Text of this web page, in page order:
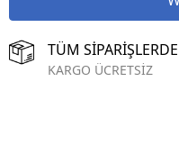
TÜM SİPARİŞLERDE
KARGO ÜCRETSİZ